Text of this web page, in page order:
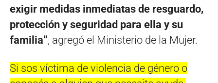
exigir medidas inmediatas de resguardo,
protección y seguridad para ella y su
familia”, agregó el Ministerio de la Mujer.
Si sos víctima de violencia de género o